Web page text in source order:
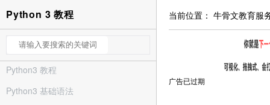
Python 3 教程
Python3 教程
Python3 基础语法
当前位置： 牛骨文教育服
广告已过期